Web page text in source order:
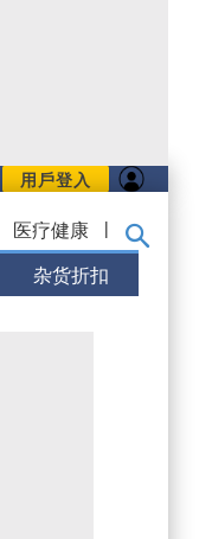
用戶登入
医疗健康 |
杂货折扣